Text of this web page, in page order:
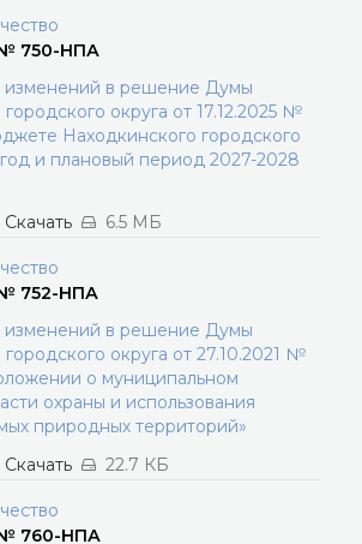
750-НПА
изменений в решение Думы
округа от 17.12.2025 №
Находкинского городского
и плановый период 2027-2028
Скачать 6.5 МБ
752-НПА
изменений в решение Думы
округа от 27.10.2021 №
о муниципальном
охраны и использования
природных территорий»
Скачать 22.7 КБ
760-НПА